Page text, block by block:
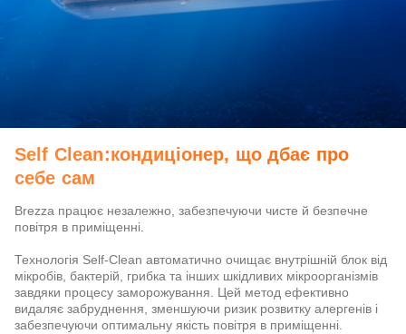
Self Clean:кондиціонер, що дбає про
себе сам
Brezza працює незалежно, забезпечуючи чисте й безпечне
повітря в приміщенні.
Технологія Self-Clean автоматично очищає внутрішній блок від
мікробів, бактерій, грибка та інших шкідливих мікроорганізмів
завдяки процесу заморожування. Цей метод ефективно
видаляє забруднення, зменшуючи ризик розвитку алергенів і
забезпечуючи оптимальну якість повітря в приміщенні.